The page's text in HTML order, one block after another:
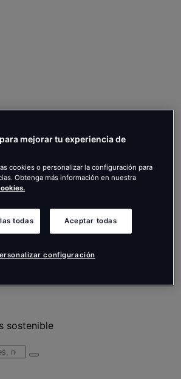
sostenible
mejorar tu experiencia de
cookies o personalizar la configuración para
Obtenga más información en nuestra
todas Aceptar todas
configuración